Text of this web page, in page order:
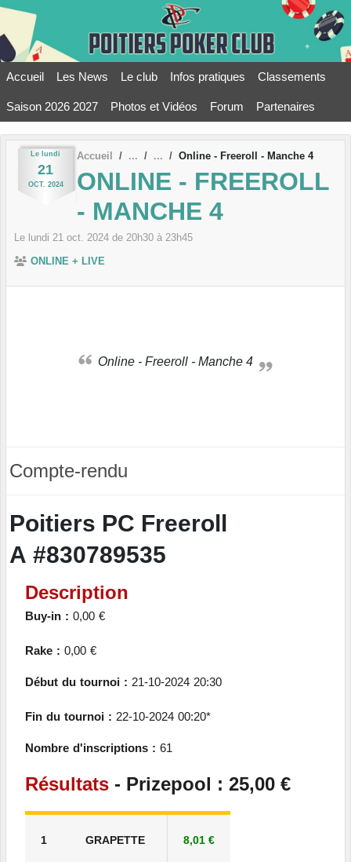
Accueil Les News Le club Infos pratiques Classements
Saison 2026 2027 Photos et Vidéos Forum Partenaires
Le lundi
21
OCT. 2024
Accueil Online - Freeroll - Manche 4
ONLINE - FREEROLL
- MANCHE 4
Le lundi 21 oct. 2024 de 20h30 à 23h45
ONLINE + LIVE
Online - Freeroll - Manche 4
Compte-rendu
Poitiers PC Freeroll
A #830789535
Description
Buy-in : 0,00 €
Rake : 0,00 €
Début du tournoi : 21-10-2024 20:30
Fin du tournoi : 22-10-2024 00:20*
Nombre d'inscriptions : 61
Résultats - Prizepool : 25,00 €
1 GRAPETTE 8,01 €
Panneau de gestion des cookies